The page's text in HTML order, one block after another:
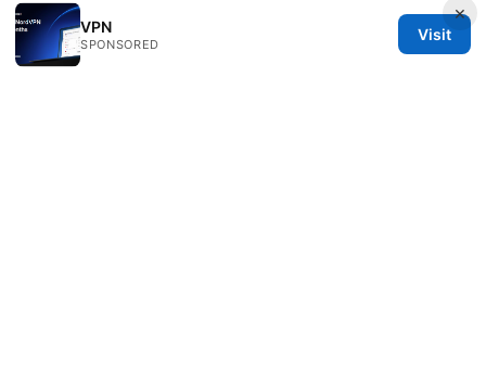
×
VPN
SPONSORED
Visit